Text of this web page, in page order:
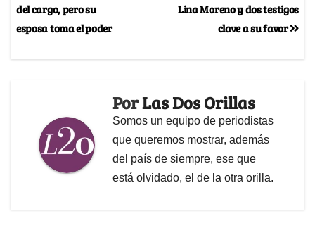
Lina Moreno y dos testigos
clave a su favor
del cargo, pero su
esposa toma el poder
PorLas Dos Orillas
Somos un equipo de periodistas
que queremos mostrar, además
del país de siempre, ese que
está olvidado, el de la otra orilla.